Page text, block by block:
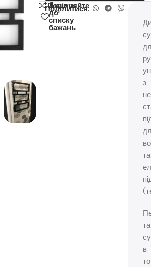
Порівняйте
Додати
до
списку
бажань
Поділитися:
з
та
в